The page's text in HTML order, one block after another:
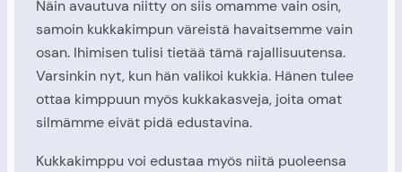
Näin avautuva niitty on siis omamme vain osin,
samoin kukkakimpun väreistä havaitsemme vain
osan. Ihimisen tulisi tietää tämä rajallisuutensa.
Varsinkin nyt, kun hän valikoi kukkia. Hänen tulee
ottaa kimppuun myös kukkakasveja, joita omat
silmämme eivät pidä edustavina.
Kukkakimppu voi edustaa myös niitä puoleensa